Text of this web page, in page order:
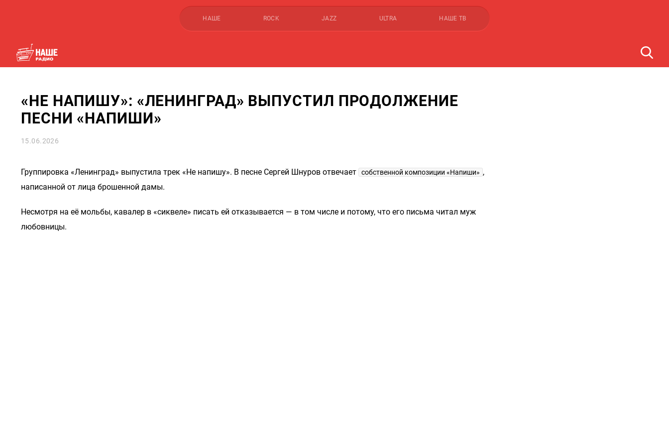
НАШЕ ROCK JAZZ ULTRA НАШЕ ТВ
«НЕ НАПИШУ»: «ЛЕНИНГРАД» ВЫПУСТИЛ ПРОДОЛЖЕНИЕ
ПЕСНИ «НАПИШИ»
15.06.2026
Группировка «Ленинград» выпустила трек «Не напишу». В песне Сергей Шнуров отвечает собственной композиции «Напиши» ,
написанной от лица брошенной дамы.
Несмотря на её мольбы, кавалер в «сиквеле» писать ей отказывается — в том числе и потому, что его письма читал муж
любовницы.